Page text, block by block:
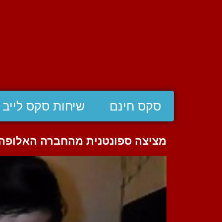
סקס חינם שיחות סקס לייב
מציצה ספונטנית מהחברה